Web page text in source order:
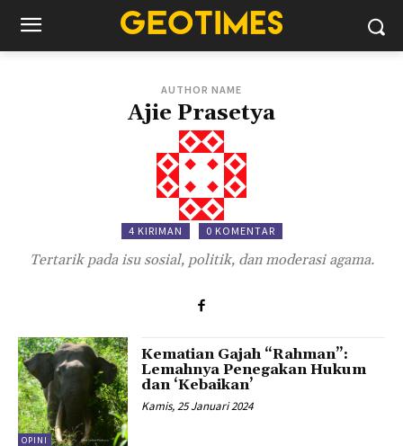
AUTHOR NAME
Ajie Prasetya
4 KIRIMAN 0 KOMENTAR
Tertarik pada isu sosial, politik, dan moderasi agama.
OPINI
Kematian Gajah “Rahman”:
Lemahnya Penegakan Hukum
dan ‘Kebaikan’
Kamis, 25 Januari 2024